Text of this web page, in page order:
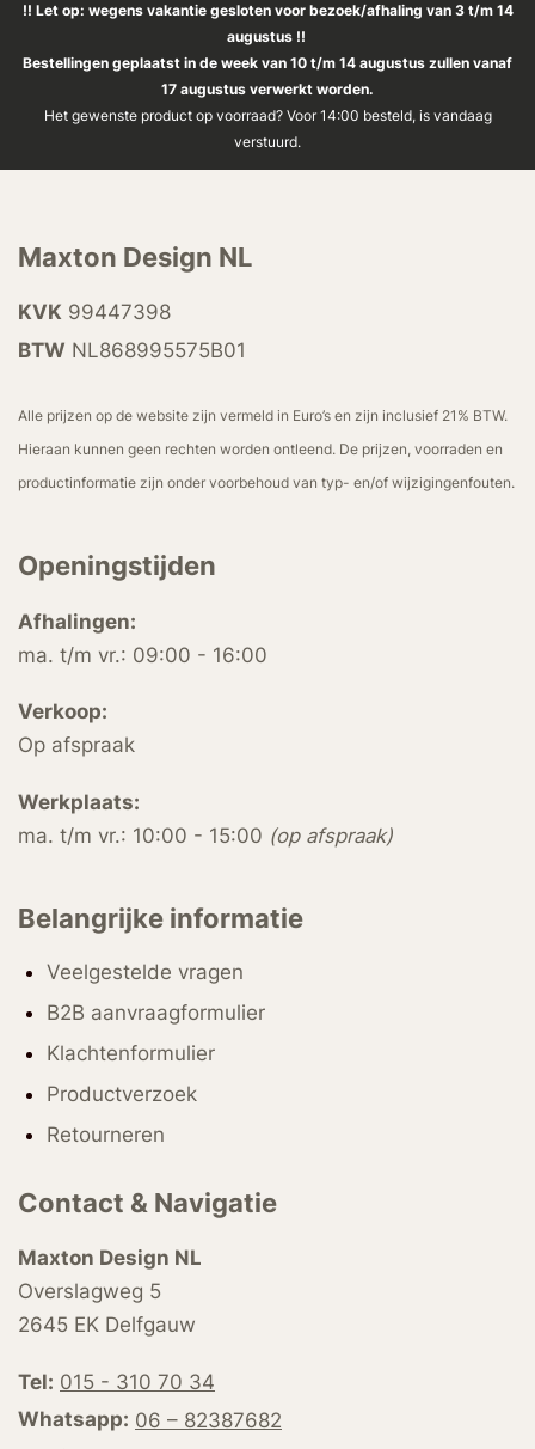
!! Let op: wegens vakantie gesloten voor bezoek/afhaling van 3 t/m 14
augustus !!
Bestellingen geplaatst in de week van 10 t/m 14 augustus zullen vanaf
17 augustus verwerkt worden.
Het gewenste product op voorraad? Voor 14:00 besteld, is vandaag
verstuurd.
Maxton Design NL
KVK 99447398
BTW NL868995575B01
Alle prijzen op de website zijn vermeld in Euro’s en zijn inclusief 21% BTW.
Hieraan kunnen geen rechten worden ontleend. De prijzen, voorraden en
productinformatie zijn onder voorbehoud van typ- en/of wijzigingenfouten.
Openingstijden
Afhalingen:
ma. t/m vr.: 09:00 - 16:00
Verkoop:
Op afspraak
Werkplaats:
ma. t/m vr.: 10:00 - 15:00 (op afspraak)
Belangrijke informatie
Veelgestelde vragen
B2B aanvraagformulier
Klachtenformulier
Productverzoek
Retourneren
Contact & Navigatie
Maxton Design NL
Overslagweg 5
2645 EK Delfgauw
Tel: 015 - 310 70 34
Whatsapp: 06 – 82387682